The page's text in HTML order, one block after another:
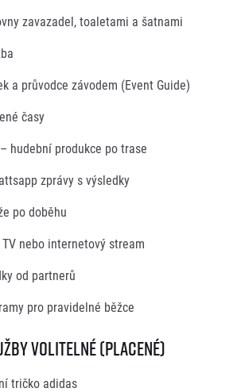
zavazadel, toaletami a šatnami
a průvodce závodem (Event Guide)
časy
hudební produkce po trase
zprávy s výsledky
po doběhu
nebo internetový stream
od partnerů
pro pravidelné běžce
volitelné (placené)
tričko adidas